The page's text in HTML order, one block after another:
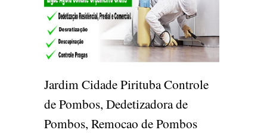
Jardim Cidade Pirituba Controle
de Pombos, Dedetizadora de
Pombos, Remocao de Pombos